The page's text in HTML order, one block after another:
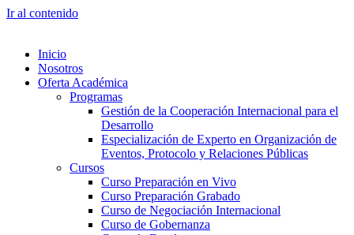
Ir al contenido
Inicio
Nosotros
Oferta Académica
Programas
Gestión de la Cooperación Internacional para el
Desarrollo
Especialización de Experto en Organización de
Eventos, Protocolo y Relaciones Públicas
Cursos
Curso Preparación en Vivo
Curso Preparación Grabado
Curso de Negociación Internacional
Curso de Gobernanza